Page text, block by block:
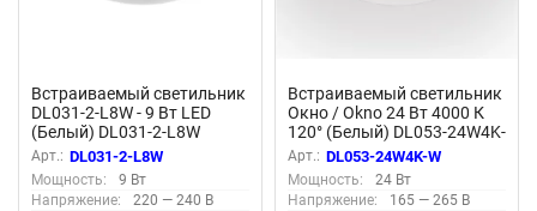
Встраиваемый светильник
DL031-2-L8W - 9 Вт LED
(Белый) DL031-2-L8W
Арт.: DL031-2-L8W
Мощность:
9 Вт
Напряжение:
220 — 240 В
Встраиваемый светильник
Окно / Okno 24 Вт 4000 К
120° (Белый) DL053-24W4K-
W
Арт.: DL053-24W4K-W
Мощность:
24 Вт
Напряжение:
165 — 265 В